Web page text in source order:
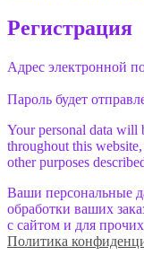
Регистрация
Адрес электронной
Пароль будет
Your personal data will
throughout this
other purposes
Ваши персональные
обработки ваших
с сайтом и для
Политика